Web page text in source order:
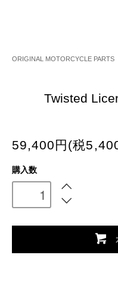
ORIGINAL MOTORCYCLE PARTS
Twisted
59,400円(税
購入数